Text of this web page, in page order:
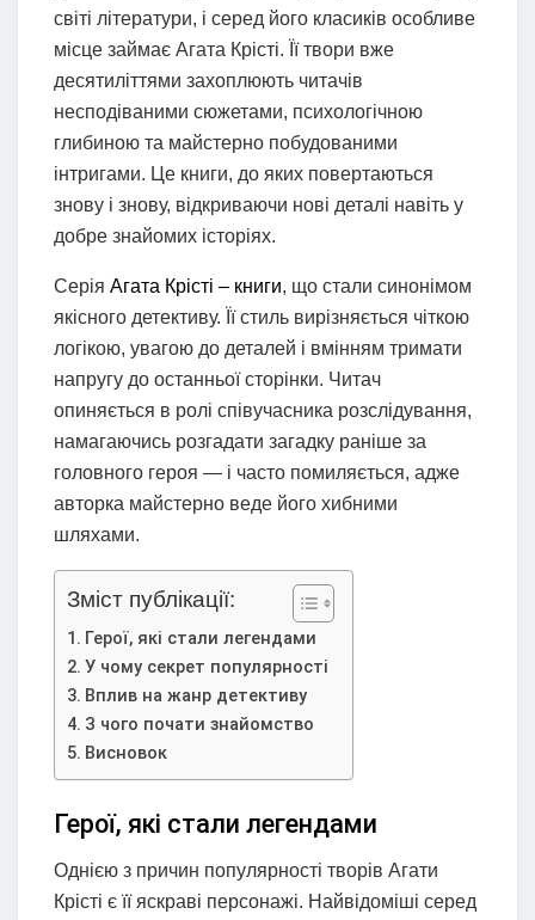
світі літератури, і серед його класиків особливе
місце займає Агата Крісті. Її твори вже
десятиліттями захоплюють читачів
несподіваними сюжетами, психологічною
глибиною та майстерно побудованими
інтригами. Це книги, до яких повертаються
знову і знову, відкриваючи нові деталі навіть у
добре знайомих історіях.
Серія Агата Крісті – книги, що стали синонімом
якісного детективу. Її стиль вирізняється чіткою
логікою, увагою до деталей і вмінням тримати
напругу до останньої сторінки. Читач
опиняється в ролі співучасника розслідування,
намагаючись розгадати загадку раніше за
головного героя — і часто помиляється, адже
авторка майстерно веде його хибними
шляхами.
Зміст публікації:
Герої, які стали легендами
У чому секрет популярності
Вплив на жанр детективу
З чого почати знайомство
Висновок
Герої, які стали легендами
Однією з причин популярності творів Агати
Крісті є її яскраві персонажі. Найвідоміші серед